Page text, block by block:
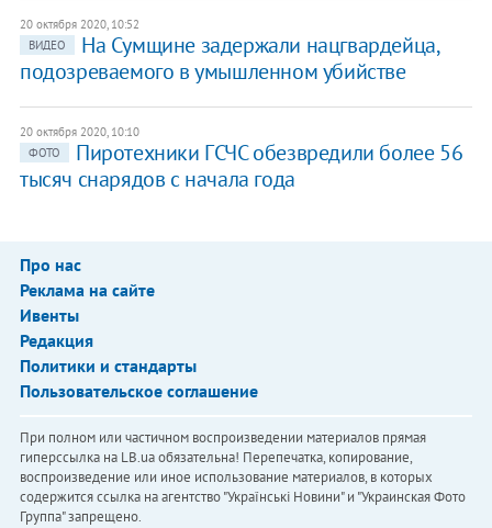
20 октября 2020, 10:52
ВИДЕО
На Сумщине задержали нацгвардейца,
подозреваемого в умышленном убийстве
20 октября 2020, 10:10
ФОТО
Пиротехники ГСЧС обезвредили более 56
тысяч снарядов с начала года
Про нас
Реклама на сайте
Ивенты
Редакция
Политики и стандарты
Пользовательское соглашение
При полном или частичном воспроизведении материалов прямая
гиперссылка на LB.ua обязательна! Перепечатка, копирование,
воспроизведение или иное использование материалов, в которых
содержится ссылка на агентство "Українськi Новини" и "Украинская Фото
Группа" запрещено.